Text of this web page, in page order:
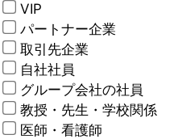
VIP
パートナー企業
取引先企業
自社社員
グループ会社の社員
教授・先生・学校関係
医師・看護師